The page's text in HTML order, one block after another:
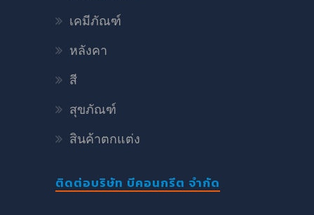
เคมีภัณฑ์
หลังคา
สี
สุขภัณฑ์
สินค้าตกแต่ง
ติดต่อบริษัท บีคอนกรีต จำกัด